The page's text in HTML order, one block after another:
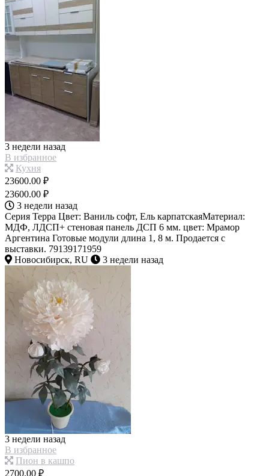
3 недели назад
В избранное
Кухня
23600.00 ₽
23600.00 ₽
3 недели назад
Серия Терра Цвет: Ваниль софт, Ель карпатскаяМатериал:
МДФ, ЛДСП+ стеновая панель ДСП 6 мм. цвет: Мрамор
Аргентина Готовые модули длина 1, 8 м. Продается с
выставки. 79139171959
Новосибирск, RU
3 недели назад
3 недели назад
В избранное
Пион в кашпо
2700.00 ₽